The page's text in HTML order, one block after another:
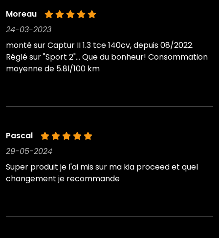
Moreau
24-03-2023
monté sur Captur II 1.3 tce 140cv, depuis 08/2022.
Réglé sur "Sport 2"... Que du bonheur! Consommation
moyenne de 5.8l/100 km
Pascal
29-05-2024
Super produit je l'ai mis sur ma kia proceed et quel
changement je recommande